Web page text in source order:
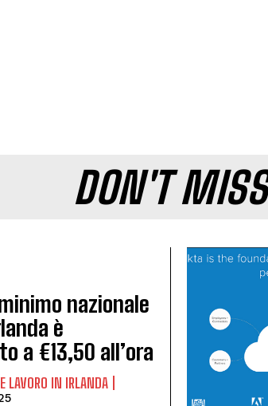
DON'T MISS
nazionale
è
a €13,50 all’ora
LAVORO IN IRLANDA